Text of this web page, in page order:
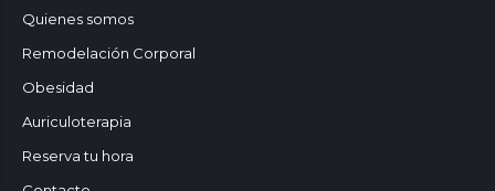
Quienes somos
Remodelación Corporal
Obesidad
Auriculoterapia
Reserva tu hora